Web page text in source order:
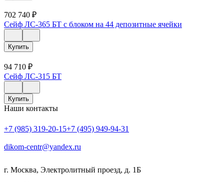
702 740 ₽
Сейф ЛС-365 БТ с блоком на 44 депозитные ячейки
Купить
94 710 ₽
Сейф ЛС-315 БТ
Купить
Наши контакты
+7 (985) 319-20-15+7 (495) 949-94-31
dikom-centr@yandex.ru
г. Москва, Электролитный проезд, д. 1Б